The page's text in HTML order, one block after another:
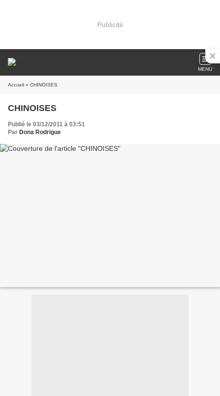
Publicité
MENU
Accueil » CHINOISES
CHINOISES
Publié le 03/12/2011 à 03:51
Par Dona Rodrigue